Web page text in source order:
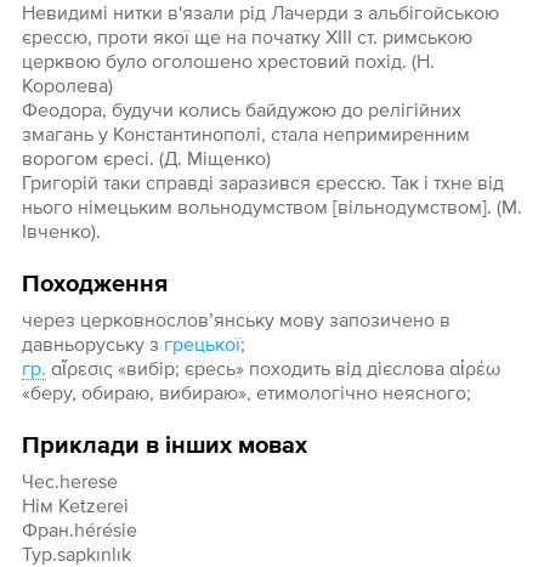
Невидимі нитки в'язали рід Лачерди з альбігойською
єрессю, проти якої ще на початку ХІІІ ст. римською
церквою було оголошено хрестовий похід. (Н.
Королева)
Феодора, будучи колись байдужою до релігійних
змагань у Константинополі, стала непримиренним
ворогом єресі. (Д. Міщенко)
Григорій таки справді заразився єрессю. Так і тхне від
нього німецьким вольнодумством [вільнодумством]. (М.
Івченко).
Походження
через церковнослов’янську мову запозичено в
давньоруську з грецької;
гр. αἵρεσις «вибір; єресь» походить від дієслова αἱρέω
«беру, обираю, вибираю», етимологічно неясного;
Приклади в інших мовах
Чес.herese
Нім Ketzerei
Фран.hérésie
Тур.sapkınlık